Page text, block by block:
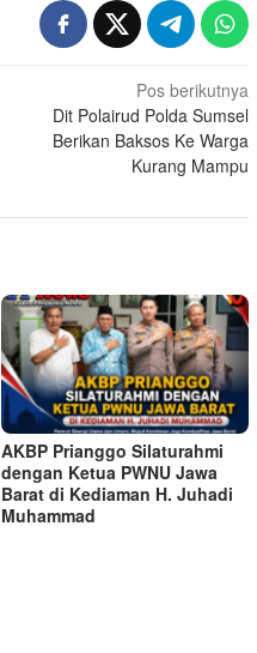
Pos berikutnya
Dit Polairud Polda Sumsel
Berikan Baksos Ke Warga
Kurang Mampu
AKBP Prianggo Silaturahmi
dengan Ketua PWNU Jawa
Barat di Kediaman H. Juhadi
Muhammad